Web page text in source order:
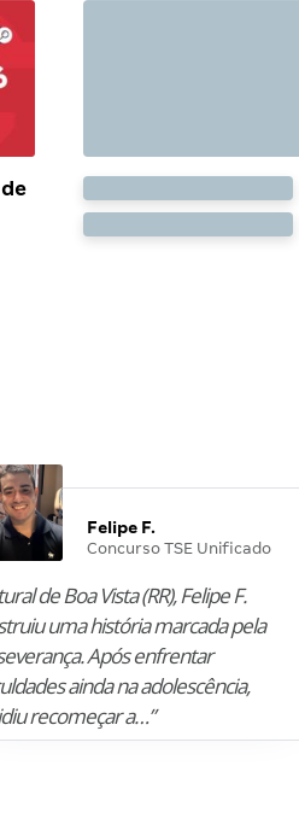
Felipe F.
Concurso TSE Unificado
de Boa Vista (RR), Felipe F.
uma história marcada pela
Após enfrentar
ainda na adolescência,
recomeçar a…”